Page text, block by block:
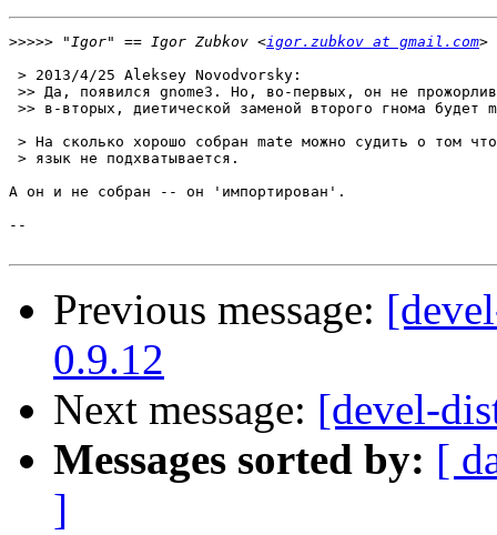
>>>>> "Igor" == Igor Zubkov <igor.zubkov at gmail.com
> 2013/4/25 Aleksey Novodvorsky:
>> Да, появился gnome3. Но, во-первых, он не
>> в-вторых, диетической заменой второго гнома будет
> На сколько хорошо собран mate можно судить о том
> язык не подхватывается.
А он и не собран -- он 'импортирован'.
--
Previous message:
0.9.12
Next message: [devel-
Messages sorted by: [
]